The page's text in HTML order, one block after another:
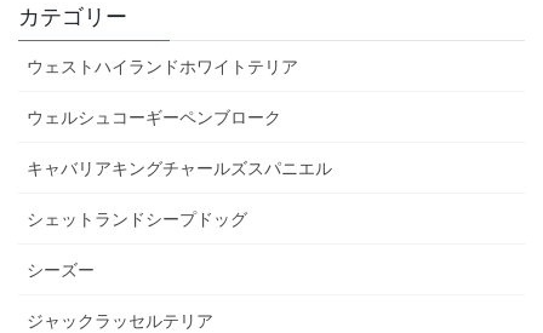
カテゴリー
ウェストハイランドホワイトテリア
ウェルシュコーギーペンブローク
キャバリアキングチャールズスパニエル
シェットランドシープドッグ
シーズー
ジャックラッセルテリア